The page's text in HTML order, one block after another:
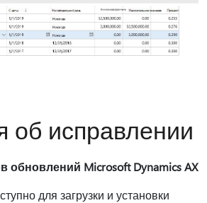
об исправлении
Microsoft Dynamics AX
для загрузки и установки